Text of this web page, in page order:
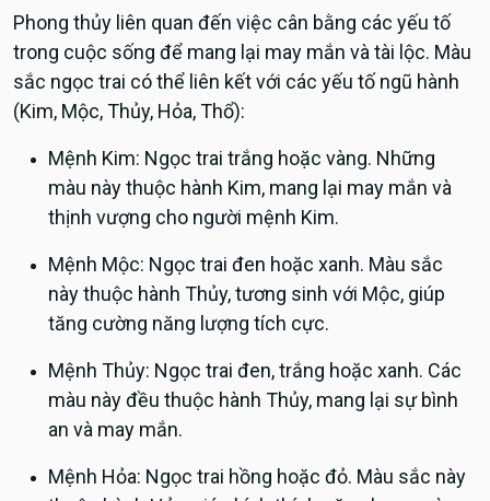
Phong thủy liên quan đến việc cân bằng các yếu tố
trong cuộc sống để mang lại may mắn và tài lộc. Màu
sắc ngọc trai có thể liên kết với các yếu tố ngũ hành
(Kim, Mộc, Thủy, Hỏa, Thổ):
Mệnh Kim: Ngọc trai trắng hoặc vàng. Những
màu này thuộc hành Kim, mang lại may mắn và
thịnh vượng cho người mệnh Kim.
Mệnh Mộc: Ngọc trai đen hoặc xanh. Màu sắc
này thuộc hành Thủy, tương sinh với Mộc, giúp
tăng cường năng lượng tích cực.
Mệnh Thủy: Ngọc trai đen, trắng hoặc xanh. Các
màu này đều thuộc hành Thủy, mang lại sự bình
an và may mắn.
Mệnh Hỏa: Ngọc trai hồng hoặc đỏ. Màu sắc này